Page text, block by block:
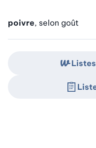
poivre, selon goût